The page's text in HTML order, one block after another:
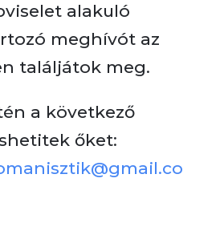
alakuló
meghívót az
találjátok meg.
a következő
őket: